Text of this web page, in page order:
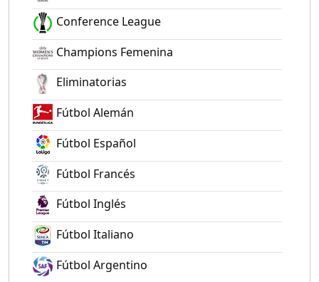
Conference League
Champions Femenina
Eliminatorias
Fútbol Alemán
Fútbol Español
Fútbol Francés
Fútbol Inglés
Fútbol Italiano
Fútbol Argentino